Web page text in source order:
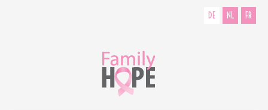
DE NL FR